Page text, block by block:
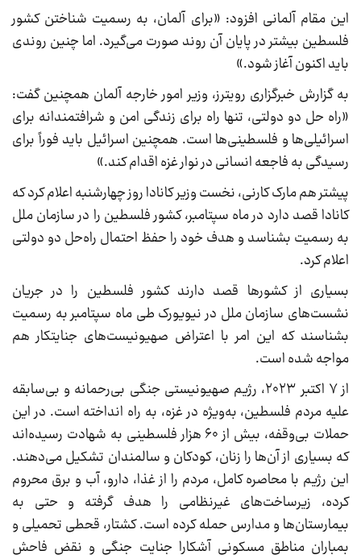
این مقام آلمانی افزود: «برای آلمان، به رسمیت شناختن کشور
فلسطین بیشتر در پایان آن روند صورت می‌گیرد. اما چنین روندی
باید اکنون آغاز شود.»
به گزارش خبرگزاری رویترز، وزیر امور خارجه آلمان همچنین گفت:
«راه حل دو دولتی، تنها راه برای زندگی امن و شرافتمندانه برای
اسرائیلی‌ها و فلسطینی‌ها است. همچنین اسرائیل باید فوراً برای
رسیدگی به فاجعه انسانی در نوار غزه اقدام کند.»
پیشتر هم مارک کارنی، نخست وزیر کانادا روز چهارشنبه اعلام کرد که
کانادا قصد دارد در ماه سپتامبر، کشور فلسطین را در سازمان ملل
به رسمیت بشناسد و هدف خود را حفظ احتمال راه‌حل دو دولتی
اعلام کرد.
بسیاری از کشورها قصد دارند کشور فلسطین را در جریان
نشست‌های سازمان ملل در نیویورک طی ماه سپتامبر به رسمیت
بشناسند که این امر با اعتراض صهیونیست‌های جنایتکار هم
مواجه شده است.
از ۷ اکتبر ۲۰۲۳، رژیم صهیونیستی جنگی بی‌رحمانه و بی‌سابقه
علیه مردم فلسطین، به‌ویژه در غزه، به راه انداخته است. در این
حملات بی‌وقفه، بیش از ۶۰ هزار فلسطینی به شهادت رسیده‌اند
که بسیاری از آن‌ها را زنان، کودکان و سالمندان تشکیل می‌دهند.
این رژیم با محاصره کامل، مردم را از غذا، دارو، آب و برق محروم
کرده، زیرساخت‌های غیرنظامی را هدف گرفته و حتی به
بیمارستان‌ها و مدارس حمله کرده است. کشتار، قحطی تحمیلی و
بمباران مناطق مسکونی آشکارا جنایت جنگی و نقض فاحش